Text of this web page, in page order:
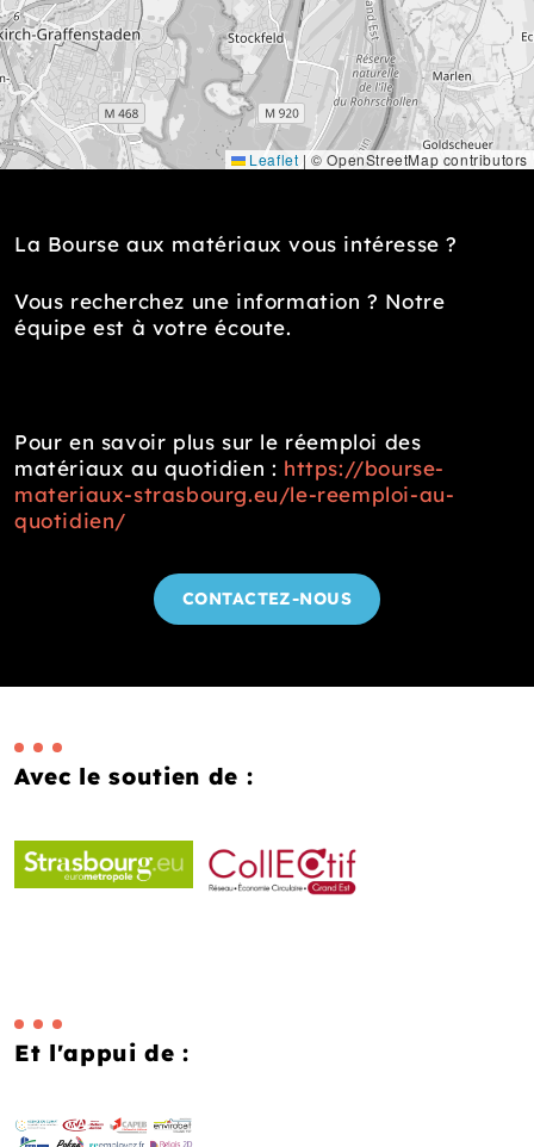
Leaflet | © OpenStreetMap contributors
La Bourse aux matériaux vous intéresse ?
Vous recherchez une information ? Notre
équipe est à votre écoute.
Pour en savoir plus sur le réemploi des
matériaux au quotidien : https://bourse-
materiaux-strasbourg.eu/le-reemploi-au-
quotidien/
CONTACTEZ-NOUS
Avec le soutien de :
Et l'appui de :